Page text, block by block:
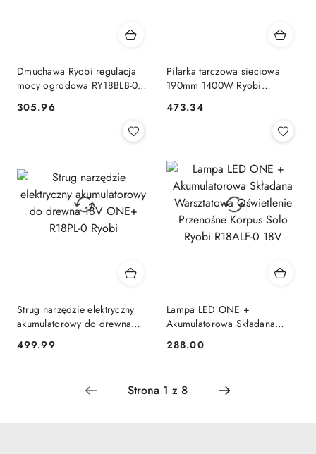
Dmuchawa Ryobi regulacja
mocy ogrodowa RY18BLB-0
Cena:
305.96
Pilarka tarczowa sieciowa
190mm 1400W Ryobi
Cena:
473.34
Strug narzędzie elektryczny
akumulatorowy do drewna
Cena:
499.99
Lampa LED ONE +
Akumulatorowa Składana
Przenośne Korpus Solo Ryobi
Cena:
288.00